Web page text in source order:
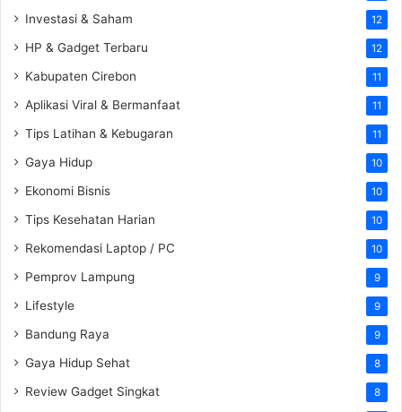
Investasi & Saham 12
HP & Gadget Terbaru 12
Kabupaten Cirebon 11
Aplikasi Viral & Bermanfaat 11
Tips Latihan & Kebugaran 11
Gaya Hidup 10
Ekonomi Bisnis 10
Tips Kesehatan Harian 10
Rekomendasi Laptop / PC 10
Pemprov Lampung 9
Lifestyle 9
Bandung Raya 9
Gaya Hidup Sehat 8
Review Gadget Singkat 8